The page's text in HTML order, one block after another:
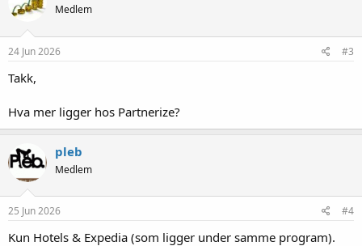
Medlem
24 Jun 2026 #3
Takk,
Hva mer ligger hos Partnerize?
pleb
Medlem
25 Jun 2026 #4
Kun Hotels & Expedia (som ligger under samme program).